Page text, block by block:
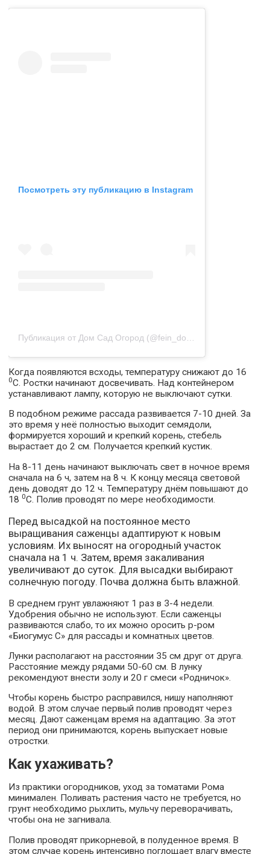
Посмотреть эту публикацию в Instagram
Публикация от Дом Сад Огород (@fein_dom_)
Когда появляются всходы, температуру снижают до 16
0С. Ростки начинают досвечивать. Над контейнером
устанавливают лампу, которую не выключают сутки.
В подобном режиме рассада развивается 7-10 дней. За
это время у неё полностью выходит семядоли,
формируется хороший и крепкий корень, стебель
вырастает до 2 см. Получается крепкий кустик.
На 8-11 день начинают выключать свет в ночное время
сначала на 6 ч, затем на 8 ч. К концу месяца световой
день доводят до 12 ч. Температуру днём повышают до
18 0С. Полив проводят по мере необходимости.
Перед высадкой на постоянное место
выращивания саженцы адаптируют к новым
условиям. Их выносят на огородный участок
сначала на 1 ч. Затем, время закаливания
увеличивают до суток. Для высадки выбирают
солнечную погоду. Почва должна быть влажной.
В среднем грунт увлажняют 1 раз в 3-4 недели.
Удобрения обычно не используют. Если саженцы
развиваются слабо, то их можно оросить р-ром
«Биогумус С» для рассады и комнатных цветов.
Лунки располагают на расстоянии 35 см друг от друга.
Расстояние между рядами 50-60 см. В лунку
рекомендуют внести золу и 20 г смеси «Родничок».
Чтобы корень быстро расправился, нишу наполняют
водой. В этом случае первый полив проводят через
месяц. Дают саженцам время на адаптацию. За этот
период они принимаются, корень выпускает новые
отростки.
Как ухаживать?
Из практики огородников, уход за томатами Рома
минимален. Поливать растения часто не требуется, но
грунт необходимо рыхлить, мульчу переворачивать,
чтобы она не загнивала.
Полив проводят прикорневой, в полуденное время. В
этом случае корень интенсивно поглощает влагу вместе